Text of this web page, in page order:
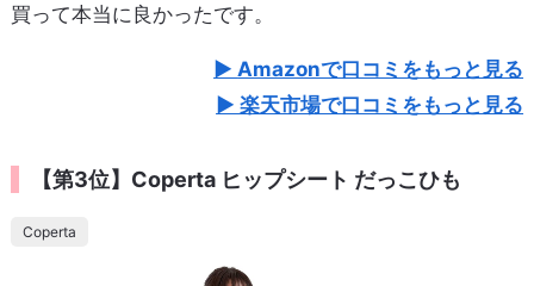
買って本当に良かったです。
Amazonで口コミをもっと見る
楽天市場で口コミをもっと見る
【第3位】Coperta ヒップシート だっこひも
Coperta